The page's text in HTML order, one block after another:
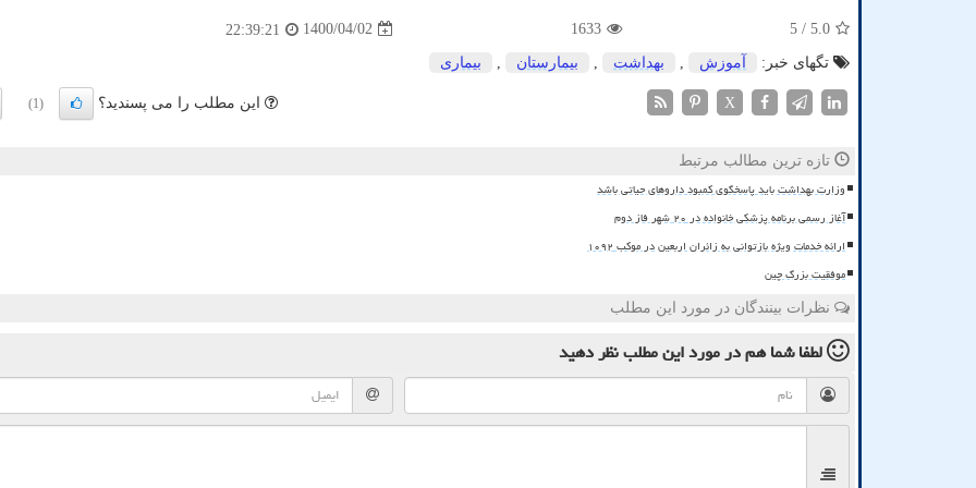
5.0
/ 5
1633
1400/04/02
22:39:21
تگهای خبر:
آموزش بهداشت بیمارستان بیماری
X این مطلب را می پسندید؟ (1)
تازه ترین مطالب مرتبط
وزارت بهداشت باید پاسخگوی کمبود داروهای حیاتی باشد
آغاز رسمی برنامه پزشکی خانواده در ۲۰ شهر فاز دوم
ارائه خدمات ویژه بازتوانی به زائران اربعین در موکب ۱۰۹۲
موفقیت بزرگ چین
نظرات بینندگان در مورد این مطلب
لطفا شما همدر مورد این مطلبنظر دهید